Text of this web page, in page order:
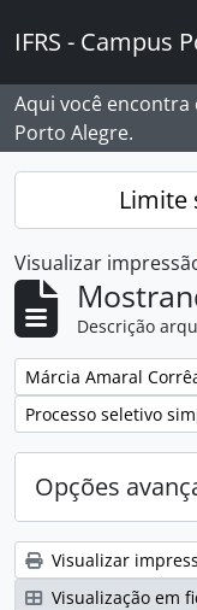
IFRS - Campus
Aqui você
Porto Alegre.
Limite
Visualizar
Descrição
Remover filtro:
Márcia Amaral
Remover filtro:
Processo seletivo
Opções
Visualizar
Visualização em